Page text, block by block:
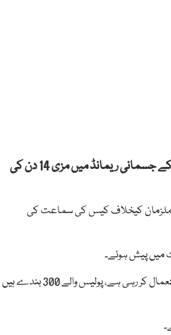
انسداد منشیات کی عدالت نے ن لیگی رہنما رانا ثنا اللہ کے جسمانی ریمانڈ میں مزی 14 دن کی
ملزمان کیخلاف کیس کی سماعت کی
میں پیش ہوئے۔
وکیل صفائی نے اعظم نذیر تارڑ نے موقف اپنایا کہ پولیس میگا فون استعمال کر رہی ہے، پولیس والے 300 بندے ہیں